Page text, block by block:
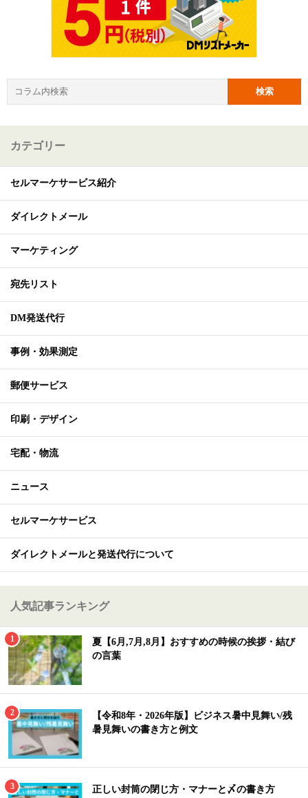
カテゴリー
セルマーケサービス紹介
ダイレクトメール
マーケティング
宛先リスト
DM発送代行
事例・効果測定
郵便サービス
印刷・デザイン
宅配・物流
ニュース
セルマーケサービス
ダイレクトメールと発送代行について
人気記事ランキング
夏【6月,7月,8月】おすすめの時候の挨拶・結び
の言葉
【令和8年・2026年版】ビジネス暑中見舞い/残
暑見舞いの書き方と例文
正しい封筒の閉じ方・マナーと〆の書き方